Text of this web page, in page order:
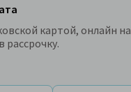
картой, онлайн на
рассрочку.